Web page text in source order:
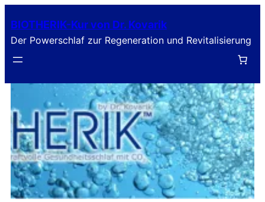
Inhalt
springen
BIOTHERIK-Kur von Dr. Kovarik
Der Powerschlaf zur Regeneration und Revitalisierung